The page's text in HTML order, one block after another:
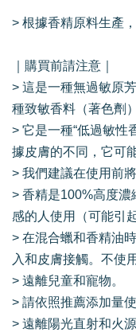
> 根據香精原料生產
｜購買前請注意｜
> 這是一種無過敏原
種致敏香料（著色劑）
> 它是一種“低過敏性
據皮膚的不同，它可
> 我們建議在使用前
> 香精是100%高度
感的人使用（可能引
> 在混合蠟和香精油
入和皮膚接觸。不使
> 遠離兒童和寵物。
> 請依照推薦添加量使
> 遠離陽光直射和火源